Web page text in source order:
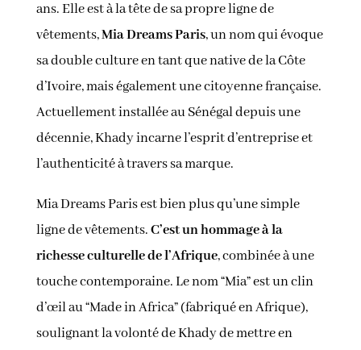
ans. Elle est à la tête de sa propre ligne de
vêtements,Mia Dreams Paris, un nom qui évoque
sa double culture en tant que native de la Côte
d’Ivoire, mais également une citoyenne française.
Actuellement installée au Sénégal depuis une
décennie, Khady incarne l’esprit d’entreprise et
l’authenticité à travers sa marque.
Mia Dreams Paris est bien plus qu’une simple
ligne de vêtements.C’est un hommage à la
richesse culturelle de l’Afrique, combinée à une
touche contemporaine. Le nom “Mia” est un clin
d’œil au “Made in Africa” (fabriqué en Afrique),
soulignant la volonté de Khady de mettre en